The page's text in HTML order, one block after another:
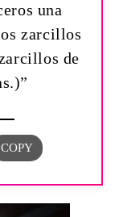
una
zarcillos
de